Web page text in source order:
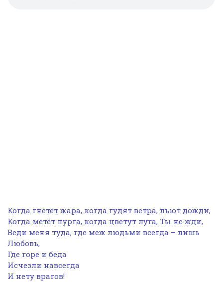
Когда гнетёт жара, когда гудят ветра, льют дожди,
Когда метёт пурга, когда цветут луга, Ты не жди,
Веди меня туда, где меж людьми всегда – лишь
Любовь,
Где горе и беда
Исчезли навсегда
И нету врагов!